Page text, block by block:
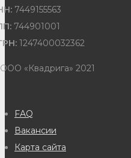
7449155563
744901001
1247400032362
«Квадрига» 2021
FAQ
Вакансии
Карта сайта